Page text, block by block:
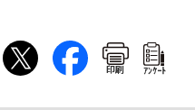
印刷 ｱﾝｹｰﾄ